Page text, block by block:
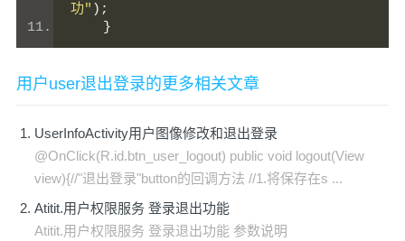
功" );
}
用户user退出登录的更多相关文章
UserInfoActivity用户图像修改和退出登录
@OnClick(R.id.btn_user_logout) public void logout(View
view){//"退出登录"button的回调方法 //1.将保存在s ...
Atitit.用户权限服务 登录退出功能
Atitit.用户权限服务 登录退出功能 参数说明